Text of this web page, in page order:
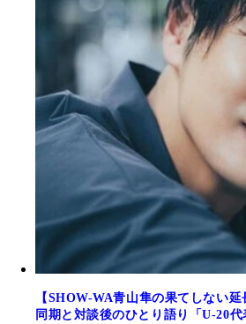
【SHOW-WA青山隼の果てしない
同期と対談後のひとり語り「U-20